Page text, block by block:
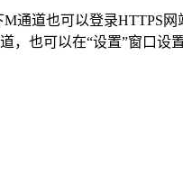
M通道也可以登录
也可以在“设置”窗口